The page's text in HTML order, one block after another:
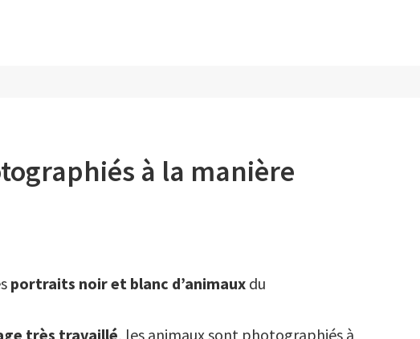
à la manière
portraits noir et blanc d’animaux du
très travaillé, les animaux sont photographiés à